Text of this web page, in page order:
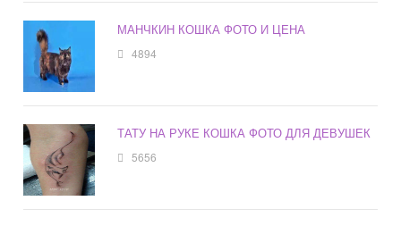
МАНЧКИН КОШКА ФОТО И ЦЕНА
4894
ТАТУ НА РУКЕ КОШКА ФОТО ДЛЯ ДЕВУШЕК
5656